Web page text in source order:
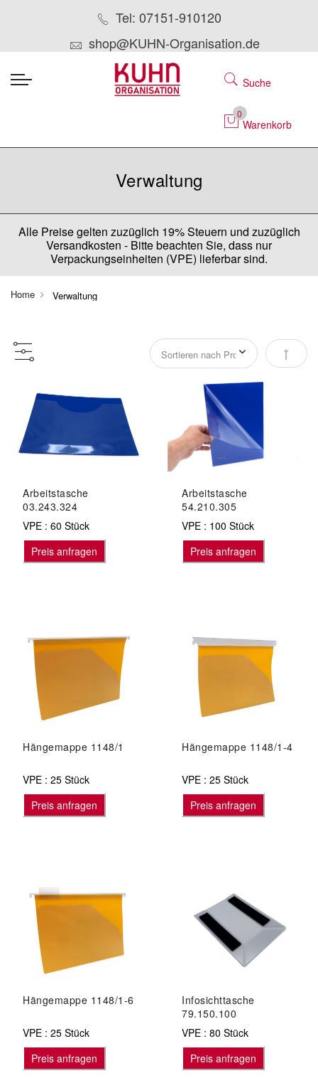
Tel: 07151-910120
shop@KUHN-Organisation.de
Suche
0
Warenkorb
Verwaltung
Alle Preise gelten zuzüglich 19% Steuern und zuzüglich
Versandkosten - Bitte beachten Sie, dass nur
Verpackungseinheiten (VPE) lieferbar sind.
Home Verwaltung
Arbeitstasche
03.243.324
VPE : 60 Stück
Preis anfragen
Arbeitstasche
54.210.305
VPE : 100 Stück
Preis anfragen
Hängemappe 1148/1
VPE : 25 Stück
Preis anfragen
Hängemappe 1148/1-4
VPE : 25 Stück
Preis anfragen
Hängemappe 1148/1-6
VPE : 25 Stück
Preis anfragen
Infosichttasche
79.150.100
VPE : 80 Stück
Preis anfragen